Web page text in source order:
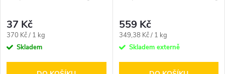
37 Kč
Měrná
cena:
370 Kč / 1 kg
Skladem
559 Kč
Měrná
cena:
349,38 Kč / 1 kg
Skladem externě